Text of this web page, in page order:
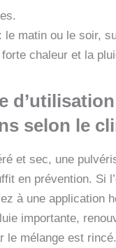
le matin ou le soir,
chaleur et la
selon le
et sec, une
en prévention. Si
à une application
importante,
le mélange est rincé.